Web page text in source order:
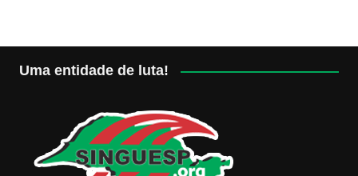
Uma entidade de luta!